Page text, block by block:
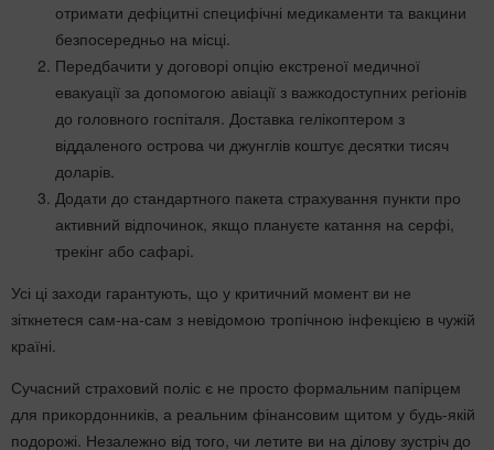
отримати дефіцитні специфічні медикаменти та вакцини
безпосередньо на місці.
Передбачити у договорі опцію екстреної медичної
евакуації за допомогою авіації з важкодоступних регіонів
до головного госпіталя. Доставка гелікоптером з
віддаленого острова чи джунглів коштує десятки тисяч
доларів.
Додати до стандартного пакета страхування пункти про
активний відпочинок, якщо плануєте катання на серфі,
трекінг або сафарі.
Усі ці заходи гарантують, що у критичний момент ви не
зіткнетеся сам-на-сам з невідомою тропічною інфекцією в чужій
країні.
Сучасний страховий поліс є не просто формальним папірцем
для прикордонників, а реальним фінансовим щитом у будь-якій
подорожі. Незалежно від того, чи летите ви на ділову зустріч до